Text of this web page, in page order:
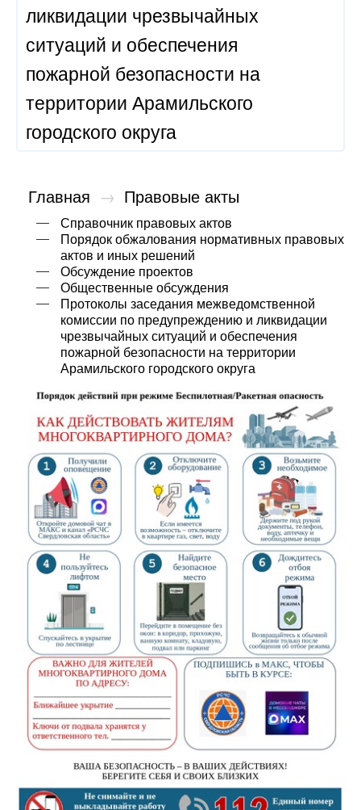
ликвидации чрезвычайных
ситуаций и обеспечения
пожарной безопасности на
территории Арамильского
городского округа
Главная → Правовые акты
Справочник правовых актов
Порядок обжалования нормативных правовых
актов и иных решений
Обсуждение проектов
Общественные обсуждения
Протоколы заседания межведомственной
комиссии по предупреждению и ликвидации
чрезвычайных ситуаций и обеспечения
пожарной безопасности на территории
Арамильского городского округа